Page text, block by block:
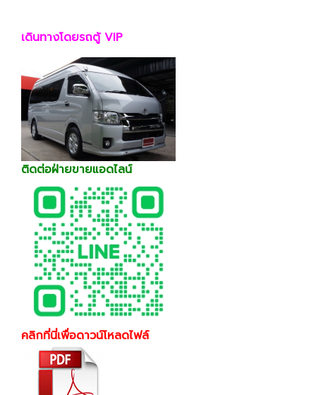
เดินทางโดยรถตู้ VIP
ติดต่อฝ่ายขายแอดไลน์
คลิกที่นี่เพื่อดาวน์โหลดไฟล์